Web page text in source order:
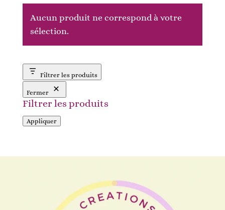
Aucun produit ne correspond à votre
sélection.
Filtrer les produits
Fermer
Filtrer les produits
Appliquer